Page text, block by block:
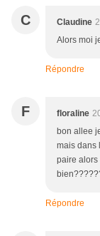
C Claudine
Alors moi
Répondre
F floraline
bon allee
mais dans
paire alors
Répondre